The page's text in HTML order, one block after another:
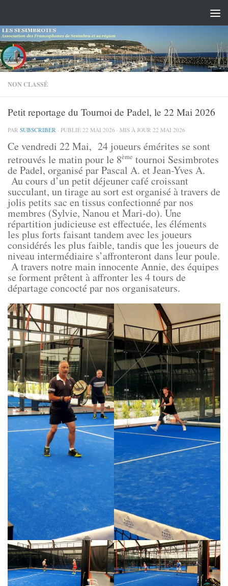
NON CLASSÉ
Petit reportage du Tournoi de Padel, le 22 Mai 2026
PAR SUBSCRIBER · PUBLIÉ 22 MAI 2026 · MIS À JOUR 22 MAI 2026
Ce vendredi 22 Mai, 24 joueurs émérites se sont
retrouvés le matin pour le 8ème tournoi Sesimbrotes
de Padel, organisé par Pascal A. et Jean-Yves A.
Au cours d’un petit déjeuner café croissant
succulant, un tirage au sort est organisé à travers de
jolis petits sac en tissus confectionné par nos
membres (Sylvie, Nanou et Mari-do). Une
répartition judicieuse est effectuée, les éléments
les plus forts faisant tandem avec les joueurs
considérés les plus faible, tandis que les joueurs de
niveau intermédiaire s’affronteront dans leur poule.
A travers notre main innocente Annie, des équipes
se forment prêtent à affronter les 4 tours de
départage concocté par nos organisateurs.